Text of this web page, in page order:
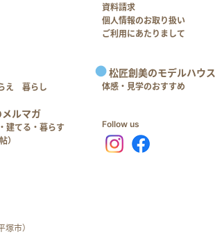
え 暮らし
ルマガ
建てる・暮らす
）
資料請求
個人情報のお取り扱い
ご利用にあたりまして
松匠創美のモデルハウス
体感・見学のおすすめ
Follow us
市）